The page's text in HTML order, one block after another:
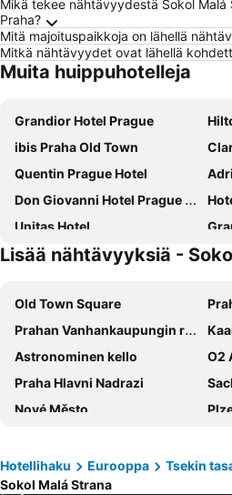
Mikä tekee nähtävyydestä Sokol Malá
Praha?
Mitä majoituspaikkoja on lähellä
Mitkä nähtävyydet ovat lähellä
Muita huippuhotelleja
Grandior Hotel Prague
ibis Praha Old Town
Quentin Prague Hotel
Don Giovanni Hotel Prague - Great Hotels of The World
Unitas Hotel
Antik Hotel Prague
Charles Bridge Palace
Hermitage Hotel Prague
Hotel Relax Inn
a&o
The Gold Bank
Clarion Congress Hotel Prague
Hotel Clement
MeetMe23
Lisää nähtävyyksiä -
Old Town Square
Prahan Vanhankaupungin raatihuone
Astronominen kello
O2
Praha Hlavni Nadrazi
Nové Město
Parizska
Hlavnínádraží Metro Station
Hotellihaku Eurooppa Tsekin
Sokol Malá Strana